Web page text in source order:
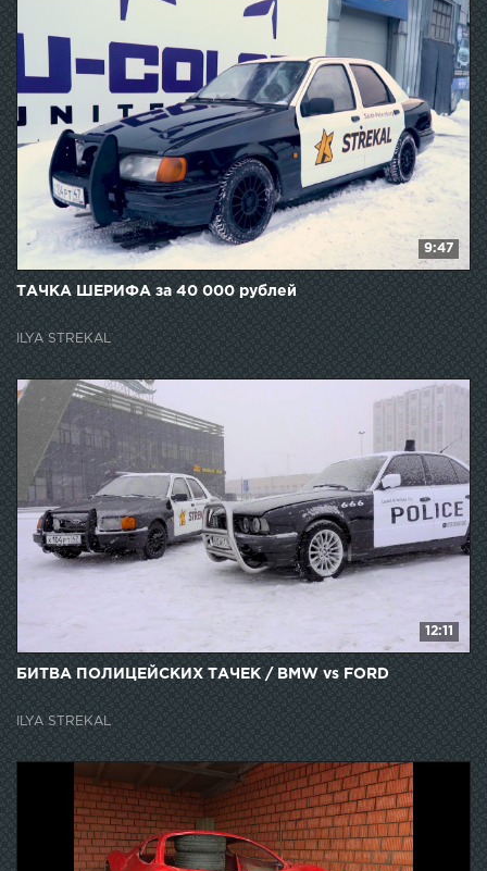
9:47
ТАЧКА ШЕРИФА за 40 000 рублей
ILYA STREKAL
12:11
БИТВА ПОЛИЦЕЙСКИХ ТАЧЕК / BMW vs FORD
ILYA STREKAL